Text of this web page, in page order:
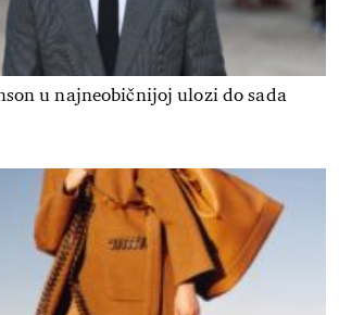
u najneobičnijoj ulozi do sada